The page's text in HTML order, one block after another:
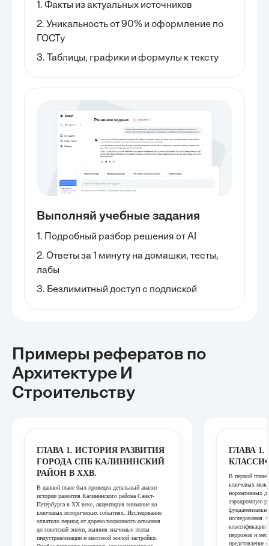
1. Факты из актуальных источников
2. Уникальность от 90% и оформление по
ГОСТу
3. Таблицы, графики и формулы к тексту
Выполняй учебные задания
1. Подробный разбор решения от AI
2. Ответы за 1 минуту на домашки, тесты,
лабы
3. Безлимитный доступ с подпиской
Примеры рефератов по
Архитектуре И
Строительству
ГЛАВА 1. ИСТОРИЯ РАЗВИТИЯ
ГОРОДА СПБ КАЛИНИНСКИЙ
РАЙОН В XXВ.
В данной главе был проведен детальный анализ
истории развития Калининского района Санкт-
Петербурга в XX веке, акцентируя внимание на
ключевых исторических событиях. Исследование
охватило период от дореволюционного освоения
до советской эпохи, выявив значимые этапы
индустриализации и массовой жилой застройки.
ГЛАВА
В первой главе
ключевых
нормативных
аэродромную
исследования.
перронов и